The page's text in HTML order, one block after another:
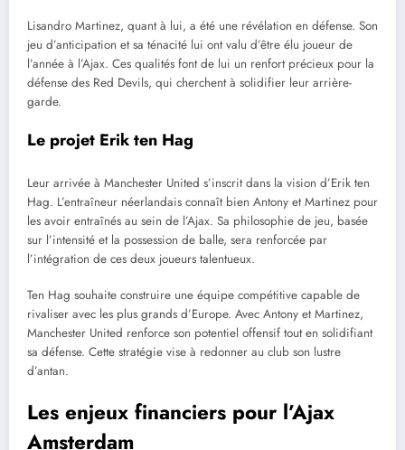
Lisandro Martinez, quant à lui, a été une révélation en défense. Son
jeu d’anticipation et sa ténacité lui ont valu d’être élu joueur de
l’année à l’Ajax. Ces qualités font de lui un renfort précieux pour la
défense des Red Devils, qui cherchent à solidifier leur arrière-
garde.
Le projet Erik ten Hag
Leur arrivée à Manchester United s’inscrit dans la vision d’Erik ten
Hag. L’entraîneur néerlandais connaît bien Antony et Martinez pour
les avoir entraînés au sein de l’Ajax. Sa philosophie de jeu, basée
sur l’intensité et la possession de balle, sera renforcée par
l’intégration de ces deux joueurs talentueux.
Ten Hag souhaite construire une équipe compétitive capable de
rivaliser avec les plus grands d’Europe. Avec Antony et Martinez,
Manchester United renforce son potentiel offensif tout en solidifiant
sa défense. Cette stratégie vise à redonner au club son lustre
d’antan.
Les enjeux financiers pour l’Ajax
Amsterdam